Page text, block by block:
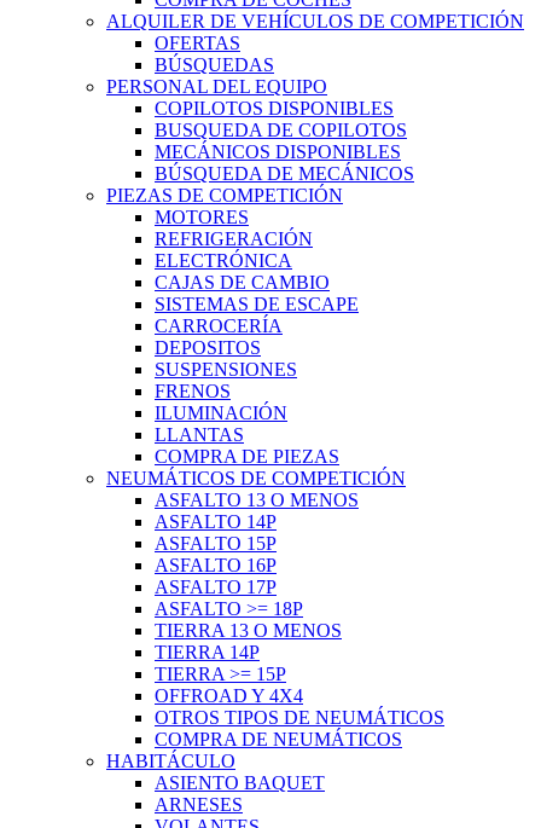
ALQUILER DE VEHÍCULOS DE COMPETICIÓN
OFERTAS
BÚSQUEDAS
PERSONAL DEL EQUIPO
COPILOTOS DISPONIBLES
BUSQUEDA DE COPILOTOS
MECÁNICOS DISPONIBLES
BÚSQUEDA DE MECÁNICOS
PIEZAS DE COMPETICIÓN
MOTORES
REFRIGERACIÓN
ELECTRÓNICA
CAJAS DE CAMBIO
SISTEMAS DE ESCAPE
CARROCERÍA
DEPOSITOS
SUSPENSIONES
FRENOS
ILUMINACIÓN
LLANTAS
COMPRA DE PIEZAS
NEUMÁTICOS DE COMPETICIÓN
ASFALTO 13 O MENOS
ASFALTO 14P
ASFALTO 15P
ASFALTO 16P
ASFALTO 17P
ASFALTO >= 18P
TIERRA 13 O MENOS
TIERRA 14P
TIERRA >= 15P
OFFROAD Y 4X4
OTROS TIPOS DE NEUMÁTICOS
COMPRA DE NEUMÁTICOS
HABITÁCULO
ASIENTO BAQUET
ARNESES